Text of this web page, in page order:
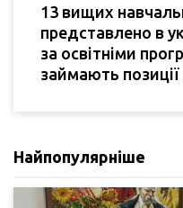
13 вищих
представлено в
за освітніми
займають позиції
Найпопулярніше